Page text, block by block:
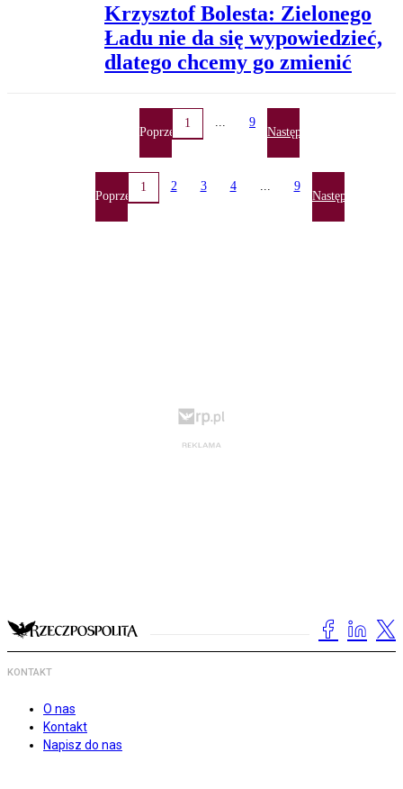
Krzysztof Bolesta: Zielonego
Ładu nie da się wypowiedzieć,
dlatego chcemy go zmienić
Poprzednia
1 9
Następna
Poprzednia
1 2 3 4 9
Następna
KONTAKT
O nas
Kontakt
Napisz do nas